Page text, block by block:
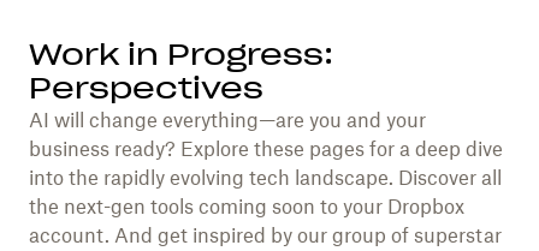
Work in Progress:
Perspectives
AI will change everything—are you and your
business ready? Explore these pages for a deep dive
into the rapidly evolving tech landscape. Discover all
the next-gen tools coming soon to your Dropbox
account. And get inspired by our group of superstar